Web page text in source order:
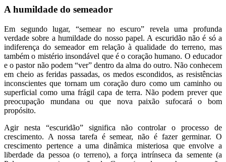
A humildade do semeador
Em segundo lugar, “semear no escuro” revela uma profunda
verdade sobre a humildade do nosso papel. A escuridão não é só a
indiferença do semeador em relação à qualidade do terreno, mas
também o mistério insondável que é o coração humano. O educador
e o pastor não podem “ver” dentro da alma do outro. Não conhecem
em cheio as feridas passadas, os medos escondidos, as resistências
inconscientes que tornam um coração duro como um caminho ou
superficial como uma frágil capa de terra. Não podem prever que
preocupação mundana ou que nova paixão sufocará o bom
propósito.
Agir nesta “escuridão” significa não controlar o processo de
crescimento. A nossa tarefa é semear, não é fazer germinar. O
crescimento pertence a uma dinâmica misteriosa que envolve a
liberdade da pessoa (o terreno), a força intrínseca da semente (a